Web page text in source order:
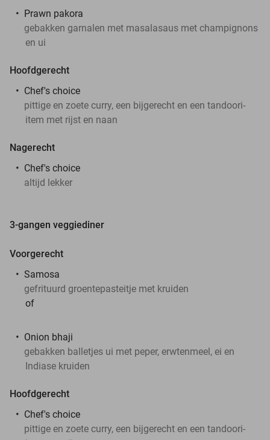
Prawn pakora
gebakken garnalen met masalasaus met champignons
en ui
Hoofdgerecht
Chef's choice
pittige en zoete curry, een bijgerecht en een tandoori-
item met rijst en naan
Nagerecht
Chef's choice
altijd lekker
3-gangen veggiediner
Voorgerecht
Samosa
gefrituurd groentepasteitje met kruiden
of
Onion bhaji
gebakken balletjes ui met peper, erwtenmeel, ei en
Indiase kruiden
Hoofdgerecht
Chef's choice
pittige en zoete curry, een bijgerecht en een tandoori-